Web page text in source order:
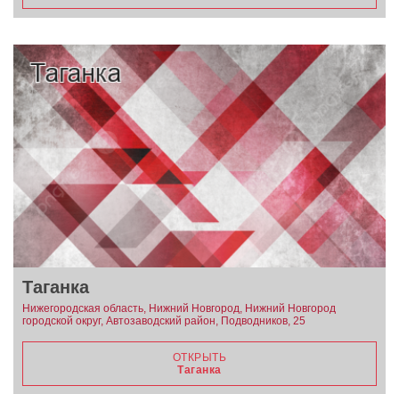
Таганка
Нижегородская область, Нижний Новгород, Нижний Новгород
городской округ, Автозаводский район, Подводников, 25
ОТКРЫТЬ
Таганка